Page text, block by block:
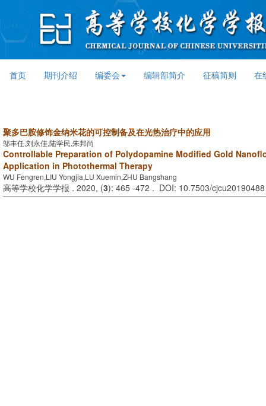
首页 期刊介绍 编委会 编辑部简介 征稿简则 在
聚多巴胺修饰金纳米花的可控制备及在光热治疗中的应用
邬丰任,刘永佳,陆学民,朱邦尚
Controllable Preparation of Polydopamine Modified Gold
Application in Photothermal Therapy
WU Fengren,LIU Yongjia,LU Xuemin,ZHU Bangshang
高等学校化学学报 . 2020, (3): 465 -472 . DOI: 10.7503/cjcu20190488